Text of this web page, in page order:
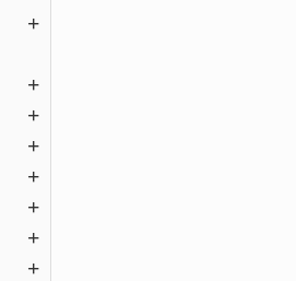
+
+
+
+
+
+
+
+